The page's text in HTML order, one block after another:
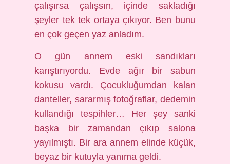
çalışırsa çalışsın, içinde sakladığı
şeyler tek tek ortaya çıkıyor. Ben bunu
en çok geçen yaz anladım.
O gün annem eski sandıkları
karıştırıyordu. Evde ağır bir sabun
kokusu vardı. Çocukluğumdan kalan
danteller, sararmış fotoğraflar, dedemin
kullandığı tespihler… Her şey sanki
başka bir zamandan çıkıp salona
yayılmıştı. Bir ara annem elinde küçük,
beyaz bir kutuyla yanıma geldi.